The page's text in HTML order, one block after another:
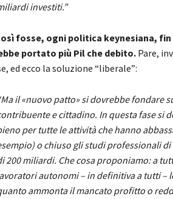
investiti.”
fosse, ogni politica keynesiana,
portato più Pil che debito.Pare,
ed ecco la soluzione “liberale”:
il «nuovo patto» si dovrebbe fondare
e cittadino. In questa fase si
per tutte le attività che hanno
o chiuso gli studi professionali
200 miliardi. Che cosa proponiamo: a
autonomi – in definitiva a tutti –
ammonta il mancato profitto o